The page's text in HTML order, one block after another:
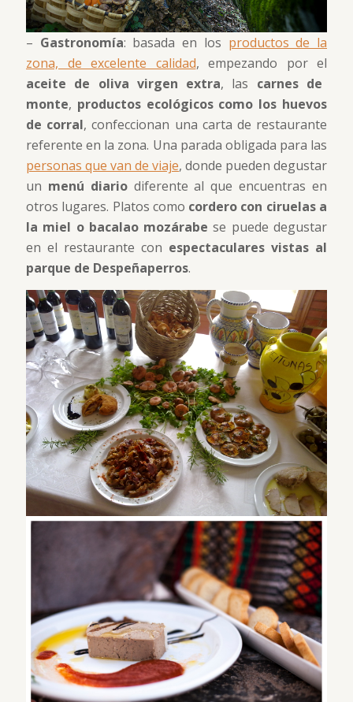
– Gastronomía: basada en los productos de la
zona, de excelente calidad, empezando por el
aceite de oliva virgen extra, las carnes de
monte, productos ecológicos como los huevos
de corral, confeccionan una carta de restaurante
referente en la zona. Una parada obligada para las
personas que van de viaje, donde pueden degustar
un menú diariodiferente al que encuentras en
otros lugares. Platos como cordero con ciruelas a
la miel o bacalao mozárabe se puede degustar
en el restaurante con espectaculares vistas al
parque de Despeñaperros.